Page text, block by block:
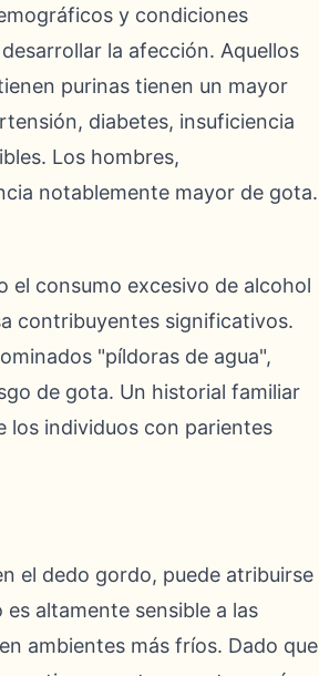
y condiciones
la afección. Aquellos
purinas tienen un mayor
diabetes, insuficiencia
Los hombres,
notablemente mayor de gota.
el consumo excesivo de alcohol
contribuyentes significativos.
"píldoras de agua",
de gota. Un historial familiar
los individuos con parientes
el dedo gordo, puede atribuirse
altamente sensible a las
ambientes más fríos. Dado que